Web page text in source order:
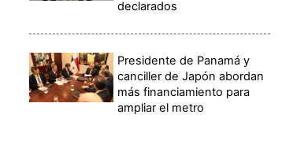
declarados
Presidente de Panamá y
canciller de Japón abordan
más financiamiento para
ampliar el metro